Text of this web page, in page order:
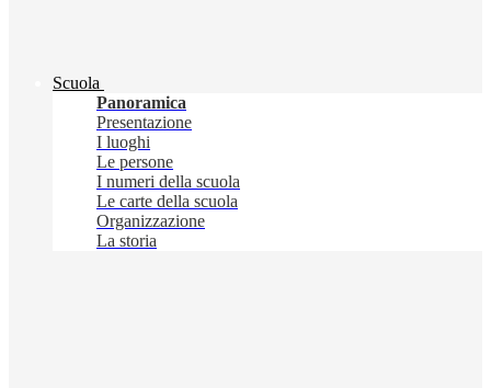
Scuola
Panoramica
Presentazione
I luoghi
Le persone
I numeri della scuola
Le carte della scuola
Organizzazione
La storia